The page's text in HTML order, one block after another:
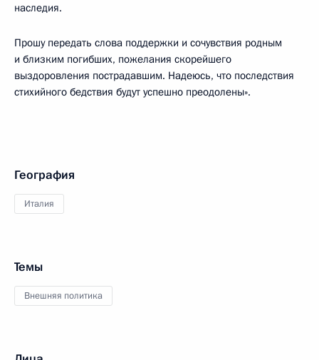
наследия.
Прошу передать слова поддержки и сочувствия родным
и близким погибших, пожелания скорейшего
выздоровления пострадавшим. Надеюсь, что последствия
стихийного бедствия будут успешно преодолены».
География
Италия
Темы
Внешняя политика